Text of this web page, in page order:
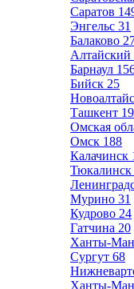
Саратов
Энгельс 31
Балаково
Алтайский
Барнаул
Бийск 25
Ташкент
Омская
Омск 188
Калачинск
Тюкалинск
Мурино 31
Кудрово 24
Гатчина 20
Ханты-
Сургут 68
Ханты-